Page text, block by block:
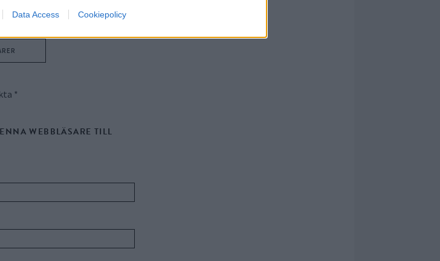
Data Access Cookiepolicy
*
WEBBLÄSARE TILL